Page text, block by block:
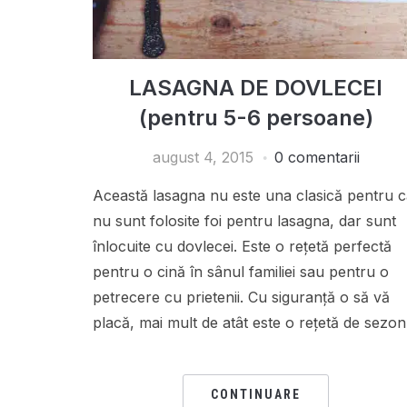
LASAGNA DE DOVLECEI
(pentru 5-6 persoane)
august 4, 2015 0 comentarii
Această lasagna nu este una clasică pentru
nu sunt folosite foi pentru lasagna, dar sunt
înlocuite cu dovlecei. Este o rețetă perfectă
pentru o cină în sânul familiei sau pentru o
petrecere cu prietenii. Cu siguranță o să vă
placă, mai mult de atât este o rețetă de
CONTINUARE